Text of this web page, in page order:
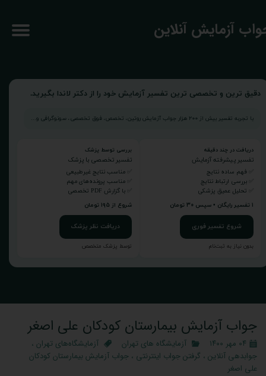
آزمایش آنلاین
دقیق ترین و تخصصی ترین تفسیر آزمایش خود را از دکتر لاندا بگیرید.
با تجربه تفسیر بیش از ۲۰۰ هزار جواب آزمایش روتین، تخصص، فوق تخصصی، سونوگرافی و...
دریافت در چند دقیقه
تفسیر پیشرفته آزمایش
✅ فهم ساده نتایج
✅ بررسی ارتباط نتایج
✅ تحلیل عمیق پزشکی
۱ تفسیر رایگان • سپس ۳۰ تومان
شروع تفسیر فوری
بدون نیاز به ثبت‌نام
بررسی توسط پزشک
تفسیر تخصصی با پزشک
✅ مناسب نتایج غیرطبیعی
✅ مناسب پرونده‌های مهم
✅ با گزارش PDF تخصصی
شروع از ۱۹۵ تومان
دریافت نظر پزشک
توسط پزشک متخصص
جواب آزمایش بیمارستان کودکان علی اصغر
۰۴ مهر ۱۴۰۰ آزمایشگاه‌ های تهران آزمایشگاه‌های تهران ،
جوابدهی آنلاین ، گرفتن جواب اینترنتی ، جواب آزمایش بیمارستان کودکان
علی اصغر